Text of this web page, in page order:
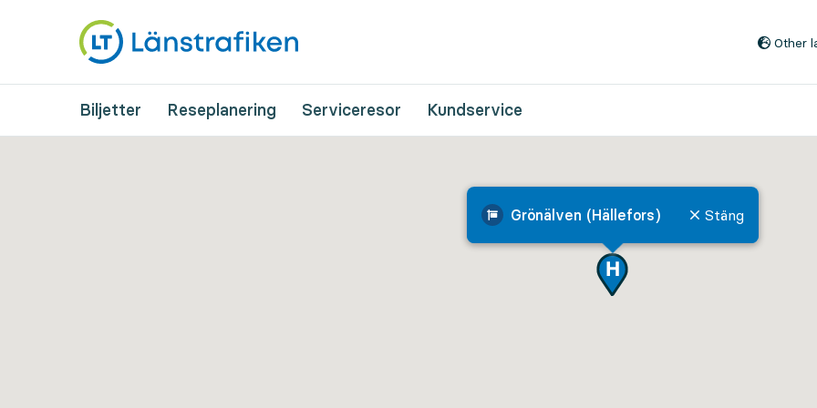
Other
Biljetter Reseplanering Serviceresor Kundservice
Grönälven (Hällefors) Stäng